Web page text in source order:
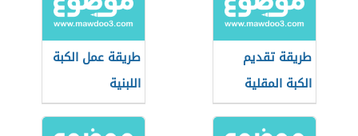
طريقة تقديم
الكبة المقلية
طريقة عمل الكبة
اللبنية